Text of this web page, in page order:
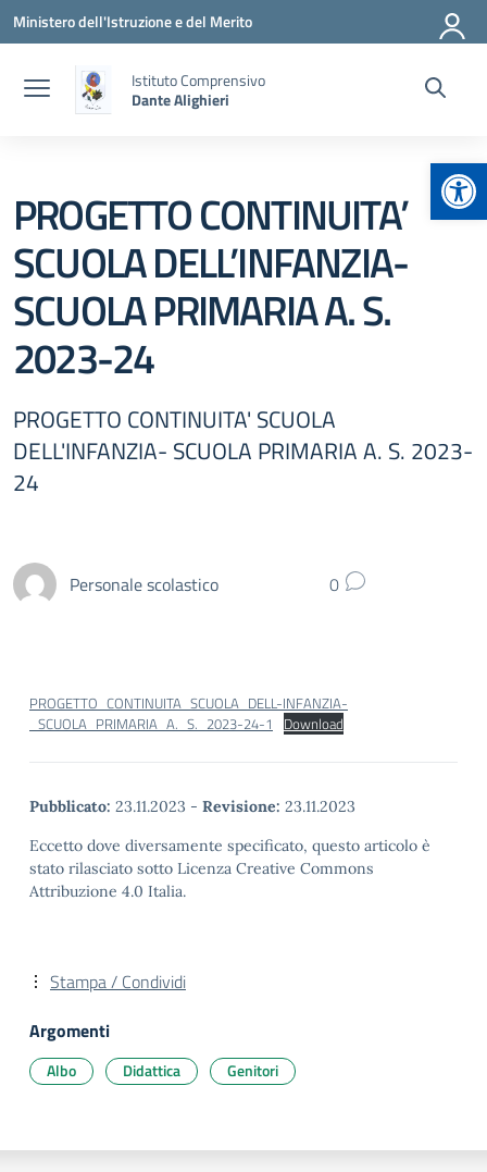
Vai ai contenuti
Vai al menu di navigazione
Vai al footer
Ministero dell'Istruzione e del Merito
Istituto Comprensivo
Dante Alighieri
PROGETTO CONTINUITA’
SCUOLA DELL’INFANZIA-
SCUOLA PRIMARIA A. S.
2023-24
PROGETTO CONTINUITA' SCUOLA
DELL'INFANZIA- SCUOLA PRIMARIA A. S. 2023-
24
Personale scolastico 0
PROGETTO_CONTINUITA_SCUOLA_DELL-INFANZIA-
_SCUOLA_PRIMARIA_A._S._2023-24-1
Download
Pubblicato: 23.11.2023 - Revisione: 23.11.2023
Eccetto dove diversamente specificato, questo articolo è
stato rilasciato sotto Licenza Creative Commons
Attribuzione 4.0 Italia.
Stampa / Condividi
Argomenti
Albo Didattica Genitori